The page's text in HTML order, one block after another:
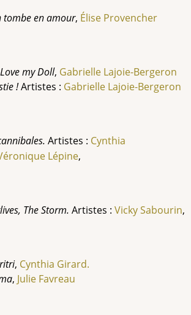
tombe en amour, Élise Provencher
my Doll, Gabrielle Lajoie-Bergeron
!Artistes : Gabrielle Lajoie-Bergeron
Artistes : Cynthia
Lépine,
The Storm. Artistes : Vicky Sabourin,
, Cynthia Girard.
, Julie Favreau